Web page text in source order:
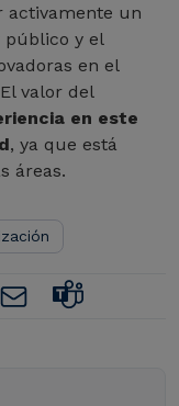
activamente un
público y el
en el
valor del
en este
, ya que está
áreas.